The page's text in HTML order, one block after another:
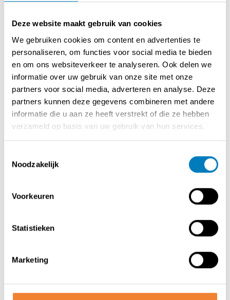
Deze website maakt gebruik van cookies
We gebruiken cookies om content en advertenties te
personaliseren, om functies voor social media te bieden
en om ons websiteverkeer te analyseren. Ook delen we
informatie over uw gebruik van onze site met onze
partners voor social media, adverteren en analyse. Deze
partners kunnen deze gegevens combineren met andere
informatie die u aan ze heeft verstrekt of die ze hebben
verzameld op basis van uw gebruik van hun services.
Noodzakelijk
Voorkeuren
Statistieken
Marketing
Contactaanvragen
Via de website kunnen geïnteresseerde kopers contact
opnemen met een overlater.
Bij een contactaanvraag worden volgende gegevens
gevraagd:
naam
e-mailadres
telefoonnummer
adresgegevens
geïnteresseerde partij.
Overlaters en professionele bemiddelaars verbinden zich
ertoe deze gegevens vertrouwelijk te behandelen en te
Gebruikers kunnen zich inschrijven op de
Overnameweb
om automatisch e-mails te ontvangen wanneer
nieuwe advertenties verschijnen die overeenkomen met
hun zoekcriteria.